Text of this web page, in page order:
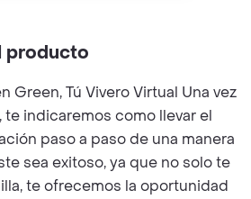
producto
Green, Tú Vivero Virtual Una vez
te indicaremos como llevar el
paso a paso de una manera
sea exitoso, ya que no solo te
te ofrecemos la oportunidad